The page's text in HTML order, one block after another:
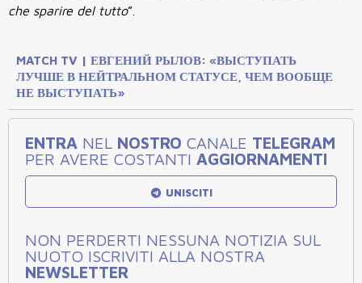
che sparire del tutto”.
MATCH TV | ЕВГЕНИЙ РЫЛОВ: «ВЫСТУПАТЬ
ЛУЧШЕ В НЕЙТРАЛЬНОМ СТАТУСЕ, ЧЕМ ВООБЩЕ
НЕ ВЫСТУПАТЬ»
ENTRA NEL NOSTRO CANALE TELEGRAM
PER AVERE COSTANTI AGGIORNAMENTI
UNISCITI
NON PERDERTI NESSUNA NOTIZIA SUL
NUOTO ISCRIVITI ALLA NOSTRA
NEWSLETTER